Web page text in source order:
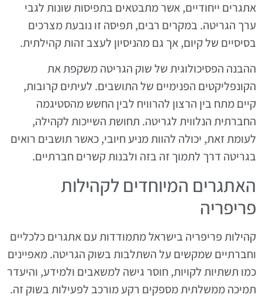
אתגרים ייחודיים, אשר מתבטאים בתפיסות שונות לגבי
ערך הגריטה. במקרים רבים, תפיסה זו נובעת מצרכים
בסיסיים של קיום, אך גם מהניסיון לעצב זהות קהילתית.
ההבנה הפסיכולוגית של שוק הגריטה משקפת את
הקונפליקטים הפנימיים של התושבים. לעיתים קרובות,
קיים מתח בין הרצון להרוויח לבין החשש מהסטיגמה
החברתית הנלווית לגריטה. תחושת השייכות לקהילה,
לעומת זאת, יכולה להוות מניע חיובי, כאשר תושבים רואים
בגריטה דרך לתמוך זה בזה ולבנות קשרים חברתיים.
האתגרים המיוחדים לקהילות
פריפריה
קהילות פריפריה בישראל מתמודדות עם אתגרים כלכליים
וחברתיים שמקשים על השתלבות בשוק הגריטה. מאפיינים
כמו תשתיות לקויות, חוסר גישה למשאבים ולמידע, והיעדר
תמיכה ממשלתית מספקים רקע מורכב לפעילות בשוק זה.